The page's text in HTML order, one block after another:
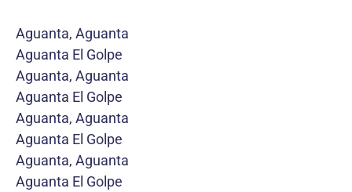
Aguanta, Aguanta
Aguanta El Golpe
Aguanta, Aguanta
Aguanta El Golpe
Aguanta, Aguanta
Aguanta El Golpe
Aguanta, Aguanta
Aguanta El Golpe